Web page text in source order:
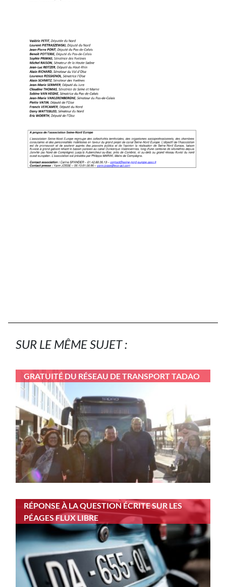
SUR LE MÊME SUJET :
GRATUITÉ DU RÉSEAU DE TRANSPORT TADAO
RÉPONSE À LA QUESTION ÉCRITE SUR LES
PÉAGES FLUX LIBRE